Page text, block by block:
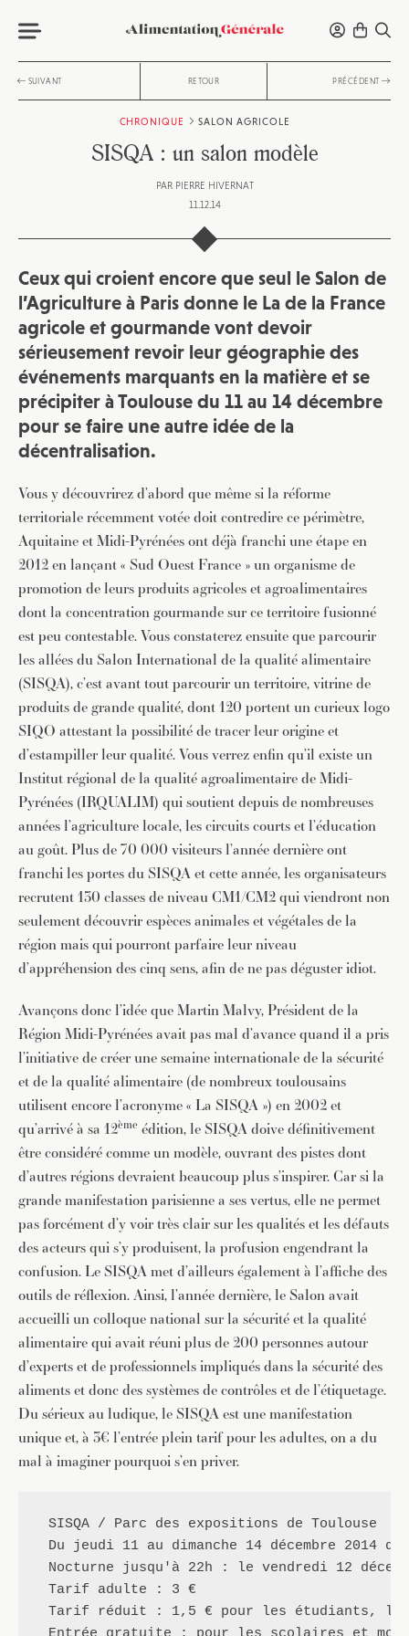
SUIVANT RETOUR PRÉCÉDENT
CHRONIQUE SALON AGRICOLE
SISQA : un salon modèle
PAR PIERRE HIVERNAT
11.12.14
Ceux qui croient encore que seul le Salon de
l’Agriculture à Paris donne le La de la France
agricole et gourmande vont devoir
sérieusement revoir leur géographie des
événements marquants en la matière et se
précipiter à Toulouse du 11 au 14 décembre
pour se faire une autre idée de la
décentralisation.
Vous y découvrirez d’abord que même si la réforme
territoriale récemment votée doit contredire ce périmètre,
Aquitaine et Midi-Pyrénées ont déjà franchi une étape en
2012 en lançant « Sud Ouest France » un organisme de
promotion de leurs produits agricoles et agroalimentaires
dont la concentration gourmande sur ce territoire fusionné
est peu contestable. Vous constaterez ensuite que parcourir
les allées du Salon International de la qualité alimentaire
(SISQA), c’est avant tout parcourir un territoire, vitrine de
produits de grande qualité, dont 120 portent un curieux logo
SIQO attestant la possibilité de tracer leur origine et
d’estampiller leur qualité. Vous verrez enfin qu’il existe un
Institut régional de la qualité agroalimentaire de Midi-
Pyrénées (IRQUALIM) qui soutient depuis de nombreuses
années l’agriculture locale, les circuits courts et l’éducation
au goût. Plus de 70 000 visiteurs l’année dernière ont
franchi les portes du SISQA et cette année, les organisateurs
recrutent 130 classes de niveau CM1/CM2 qui viendront non
seulement découvrir espèces animales et végétales de la
région mais qui pourront parfaire leur niveau
d’appréhension des cinq sens, afin de ne pas déguster idiot.
Avançons donc l’idée que Martin Malvy, Président de la
Région Midi-Pyrénées avait pas mal d’avance quand il a pris
l’initiative de créer une semaine internationale de la sécurité
et de la qualité alimentaire (de nombreux toulousains
utilisent encore l’acronyme « La SISQA ») en 2002 et
qu’arrivé à sa 12ème édition, le SISQA doive définitivement
être considéré comme un modèle, ouvrant des pistes dont
d’autres régions devraient beaucoup plus s’inspirer. Car si la
grande manifestation parisienne a ses vertus, elle ne permet
pas forcément d’y voir très clair sur les qualités et les défauts
des acteurs qui s’y produisent, la profusion engendrant la
confusion. Le SISQA met d’ailleurs également à l’affiche des
outils de réflexion. Ainsi, l’année dernière, le Salon avait
accueilli un colloque national sur la sécurité et la qualité
alimentaire qui avait réuni plus de 200 personnes autour
d’experts et de professionnels impliqués dans la sécurité des
aliments et donc des systèmes de contrôles et de l’étiquetage.
Du sérieux au ludique, le SISQA est une manifestation
unique et, à 3€ l’entrée plein tarif pour les adultes, on a du
mal à imaginer pourquoi s’en priver.
SISQA / Parc des expositions de Toulouse
Du jeudi 11 au dimanche 14 décembre 2014 de
Nocturne jusqu'à 22h : le vendredi 12
Tarif adulte : 3 €
Tarif réduit : 1,5 € pour les étudiants, les